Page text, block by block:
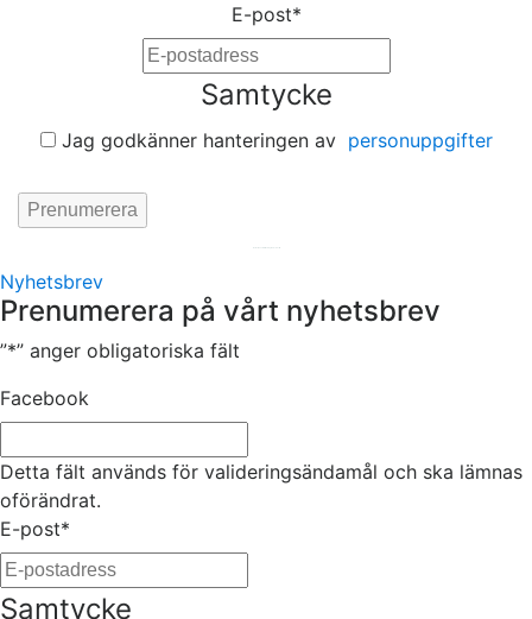
E-post*
Samtycke
Jag godkänner hanteringen av personuppgifter
Nyhetsbrev
Prenumerera på vårt nyhetsbrev
”*” anger obligatoriska fält
Facebook
Detta fält används för valideringsändamål och ska lämnas
oförändrat.
E-post*
Samtycke